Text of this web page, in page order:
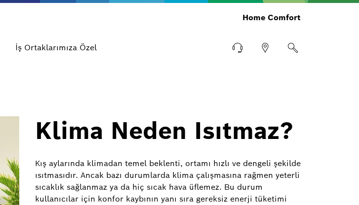
Home Comfort
İş Ortaklarımıza Özel
Klima Neden Isıtmaz?
Kış aylarında klimadan temel beklenti, ortamı hızlı ve dengeli şekilde
ısıtmasıdır. Ancak bazı durumlarda klima çalışmasına rağmen yeterli
sıcaklık sağlanmaz ya da hiç sıcak hava üflemez. Bu durum
kullanıcılar için konfor kaybının yanı sıra gereksiz enerji tüketimi